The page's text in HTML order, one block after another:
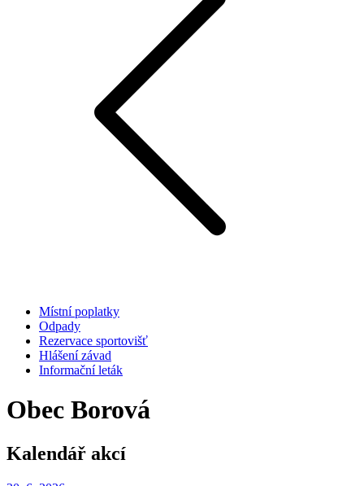
Místní poplatky
Odpady
Rezervace sportovišť
Hlášení závad
Informační leták
Obec Borová
Kalendář akcí